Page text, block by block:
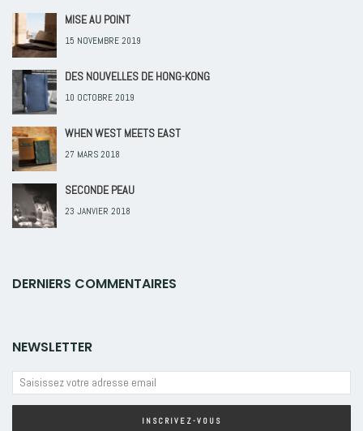
MISE AU POINT
15 NOVEMBRE 2019
DES NOUVELLES DE HONG-KONG
10 OCTOBRE 2019
WHEN WEST MEETS EAST
27 MARS 2018
SECONDE PEAU
23 JANVIER 2018
DERNIERS COMMENTAIRES
NEWSLETTER